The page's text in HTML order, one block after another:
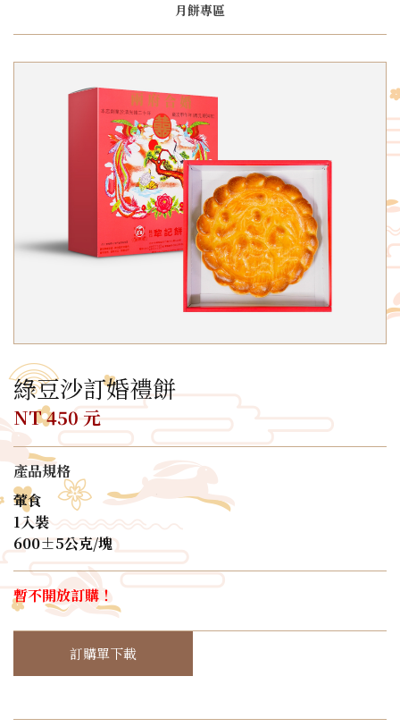
月餅專區
綠豆沙訂婚禮餅
NT 450 元
產品規格
葷食
1入裝
600±5公克/塊
暫不開放訂購！
訂購單下載